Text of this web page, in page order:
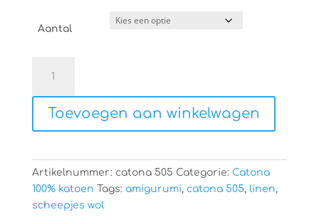
Aantal
Catona
505
aantal
Toevoegen aan winkelwagen
Artikelnummer: catona 505 Categorie: Catona
100% katoen Tags: amigurumi, catona 505, linen,
scheepjes wol